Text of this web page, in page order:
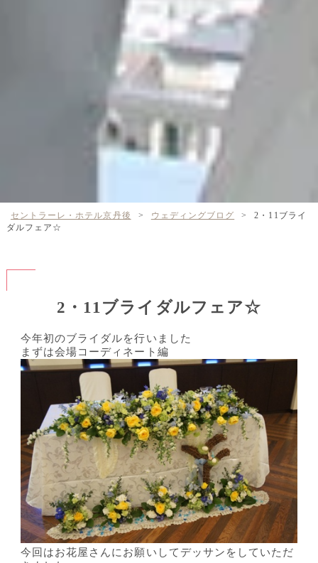
セントラーレ・ホテル京丹後 > ウェディングブログ >
2・11ブライ
ダルフェア☆
2・11ブライダルフェア☆
今年初のブライダルを行いました
まずは会場コーディネート編
今回はお花屋さんにお願いしてデッサンをしていただ